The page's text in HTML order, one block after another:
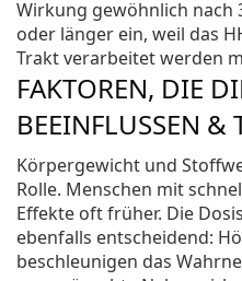
Wirkung gewöhnlich nach
oder länger ein, weil das
Trakt verarbeitet werden
FAKTOREN, DIE
BEEINFLUSSEN &
Körpergewicht und
Rolle. Menschen mit
Effekte oft früher. Die
ebenfalls entscheidend:
beschleunigen das